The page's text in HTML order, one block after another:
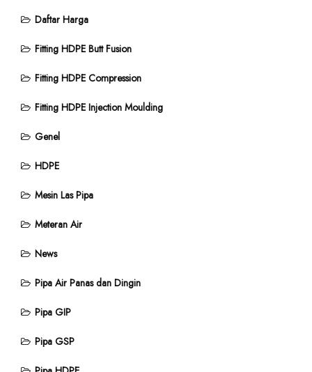
Daftar Harga
Fitting HDPE Butt Fusion
Fitting HDPE Compression
Fitting HDPE Injection Moulding
Genel
HDPE
Mesin Las Pipa
Meteran Air
News
Pipa Air Panas dan Dingin
Pipa GIP
Pipa GSP